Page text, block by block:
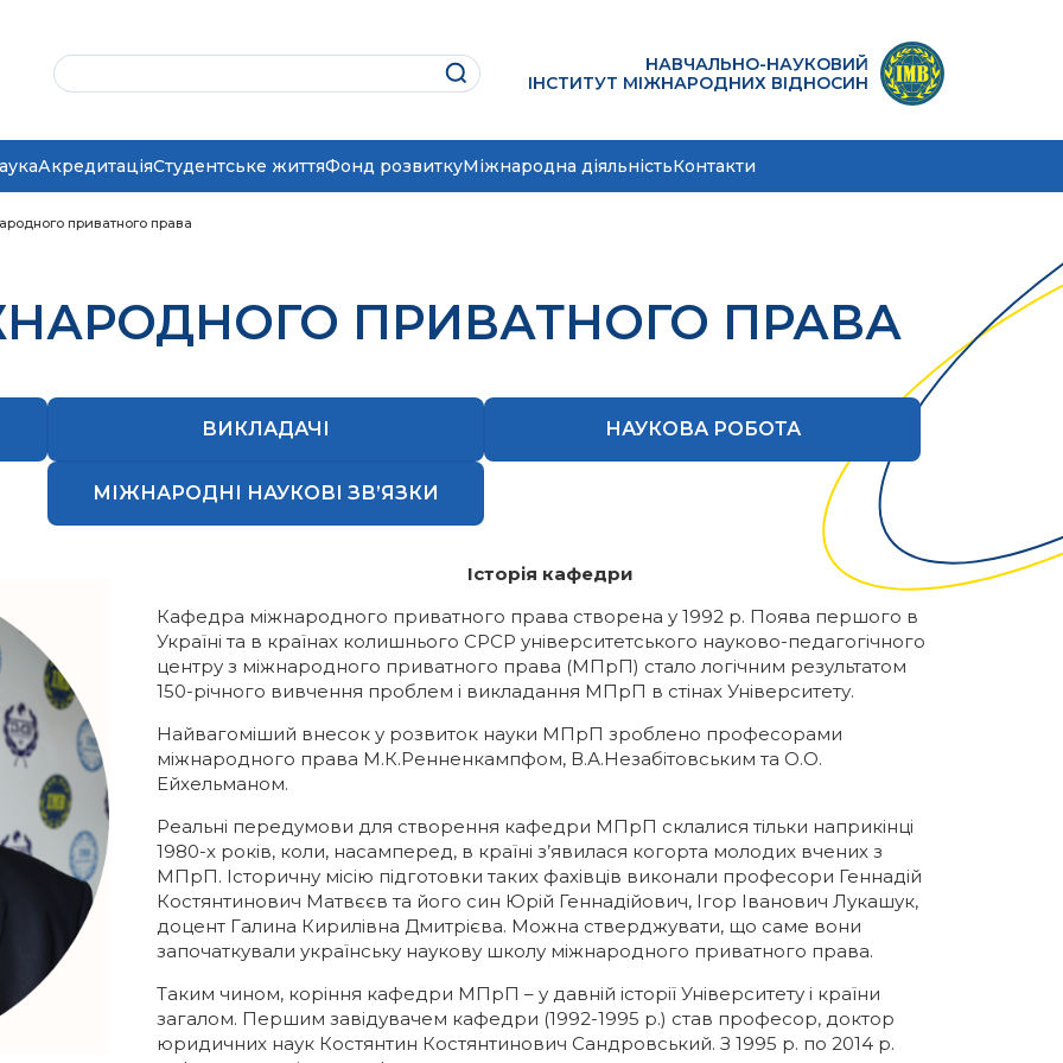
НАВЧАЛЬНО-НАУКОВИЙ
ІНСТИТУТ МІЖНАРОДНИХ ВІДНОСИН
АкредитаціяСтудентське життяФонд розвиткуМіжнародна діяльністьКонтакти
приватного права
ПРИВАТНОГО ПРАВА
ВИКЛАДАЧІ НАУКОВА РОБОТА
МІЖНАРОДНІ НАУКОВІ ЗВ’ЯЗКИ
Історія кафедри
Кафедра міжнародного приватного права створена у 1992 р. Поява першого в
Україні та в країнах колишнього СРСР університетського науково-педагогічного
центру з міжнародного приватного права (МПрП) стало логічним результатом
150-річного вивчення проблем і викладання МПрП в стінах Університету.
Найвагоміший внесок у розвиток науки МПрП зроблено професорами
міжнародного права М.К.Ренненкампфом, В.А.Незабітовським та О.О.
Ейхельманом.
Реальні передумови для створення кафедри МПрП склалися тільки наприкінці
1980-х років, коли, насамперед, в країні з’явилася когорта молодих вчених з
МПрП. Історичну місію підготовки таких фахівців виконали професори Геннадій
Костянтинович Матвєєв та його син Юрій Геннадійович, Ігор Іванович Лукашук,
доцент Галина Кирилівна Дмитрієва. Можна стверджувати, що саме вони
започаткували українську наукову школу міжнародного приватного права.
Таким чином, коріння кафедри МПрП – у давній історії Університету і країни
загалом. Першим завідувачем кафедри (1992-1995 р.) став професор, доктор
юридичних наук Костянтин Костянтинович Сандровський. З 1995 р. по 2014 р.